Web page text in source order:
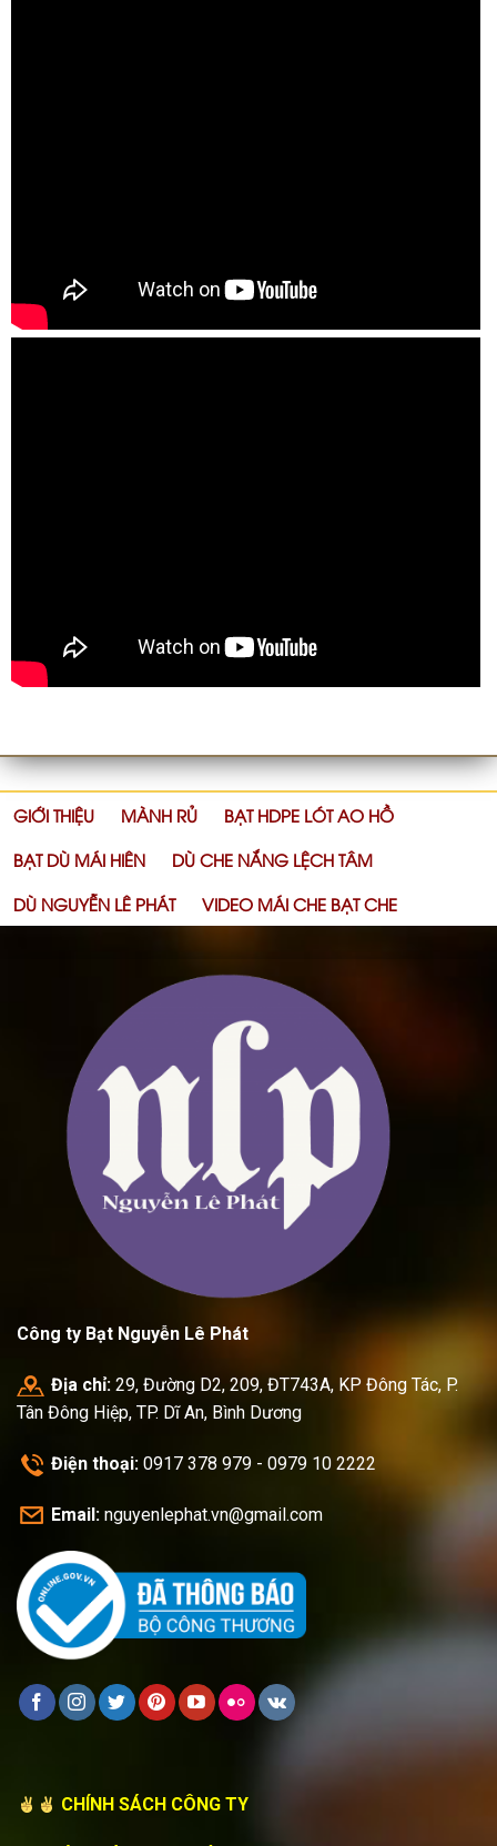
GIỚI THIỆU MÀNH RỦ
BẠT HDPE LÓT AO HỒ
BẠT DÙ MÁI HIÊN
DÙ CHE NẮNG LỆCH TÂM
DÙ NGUYỄN LÊ PHÁT
VIDEO MÁI CHE BẠT CHE
Công ty Bạt Nguyễn Lê Phát
Địa chỉ: 29, Đường D2, 209, ĐT743A, KP Đông Tác, P.
Tân Đông Hiệp, TP. Dĩ An, Bình Dương
Điện thoại: 0917 378 979 - 0979 10 2222
Email: nguyenlephat.vn@gmail.com
CHÍNH SÁCH CÔNG TY